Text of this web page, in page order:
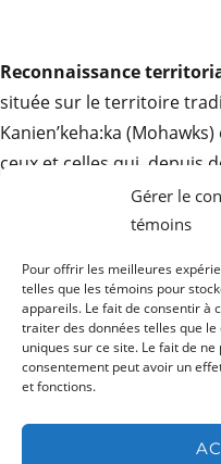
Gérer le
témoins
Pour offrir les meilleures
telles que les témoins pour
appareils. Le fait de consentir à
traiter des données telles que
uniques sur ce site. Le fait de
consentement peut avoir un
et fonctions.
Reconnaissance
située sur le territoire
Kanien’keha:ka
ceux et celles qui, depuis
gardiens de ces terres.
contribution des peuples
Produits